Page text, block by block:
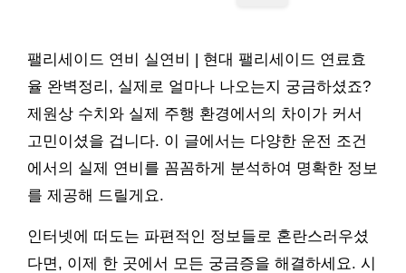
팰리세이드 연비 실연비 | 현대 팰리세이드 연료효
율 완벽정리, 실제로 얼마나 나오는지 궁금하셨죠?
제원상 수치와 실제 주행 환경에서의 차이가 커서
고민이셨을 겁니다. 이 글에서는 다양한 운전 조건
에서의 실제 연비를 꼼꼼하게 분석하여 명확한 정보
를 제공해 드릴게요.
인터넷에 떠도는 파편적인 정보들로 혼란스러우셨
다면, 이제 한 곳에서 모든 궁금증을 해결하세요. 시